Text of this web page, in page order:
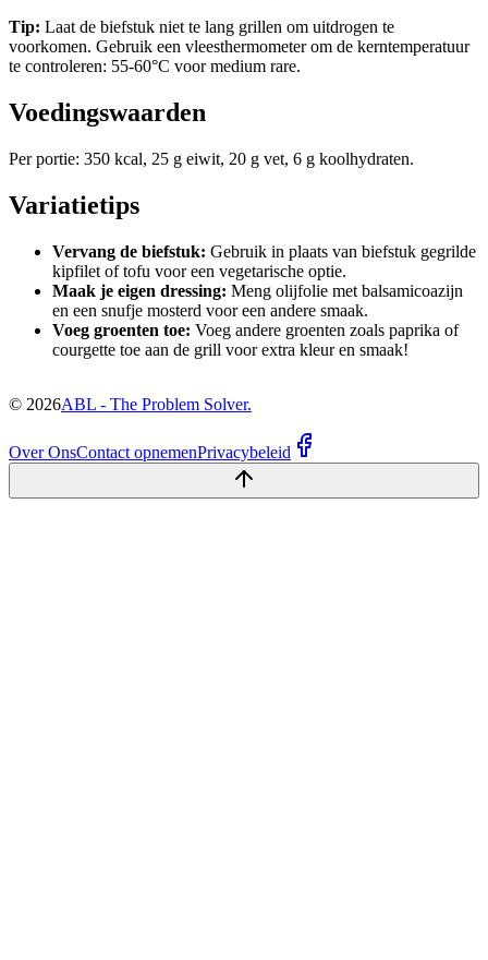
Tip: Laat de biefstuk niet te lang grillen om uitdrogen te
voorkomen. Gebruik een vleesthermometer om de kerntemperatuur
te controleren: 55-60°C voor medium rare.
Voedingswaarden
Per portie: 350 kcal, 25 g eiwit, 20 g vet, 6 g koolhydraten.
Variatietips
Vervang de biefstuk: Gebruik in plaats van biefstuk gegrilde
kipfilet of tofu voor een vegetarische optie.
Maak je eigen dressing: Meng olijfolie met balsamicoazijn
en een snufje mosterd voor een andere smaak.
Voeg groenten toe: Voeg andere groenten zoals paprika of
courgette toe aan de grill voor extra kleur en smaak!
© 2026ABL - The Problem Solver.
Over OnsContact opnemenPrivacybeleid